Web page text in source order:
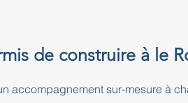
de construire à le
accompagnement sur-mesure à